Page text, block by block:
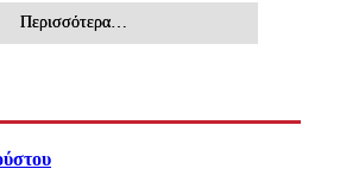
Περισσότερα…